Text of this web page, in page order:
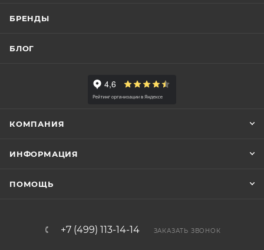
БРЕНДЫ
БЛОГ
КОМПАНИЯ
ИНФОРМАЦИЯ
ПОМОЩЬ
+7 (499) 113-14-14 ЗАКАЗАТЬ ЗВОНОК